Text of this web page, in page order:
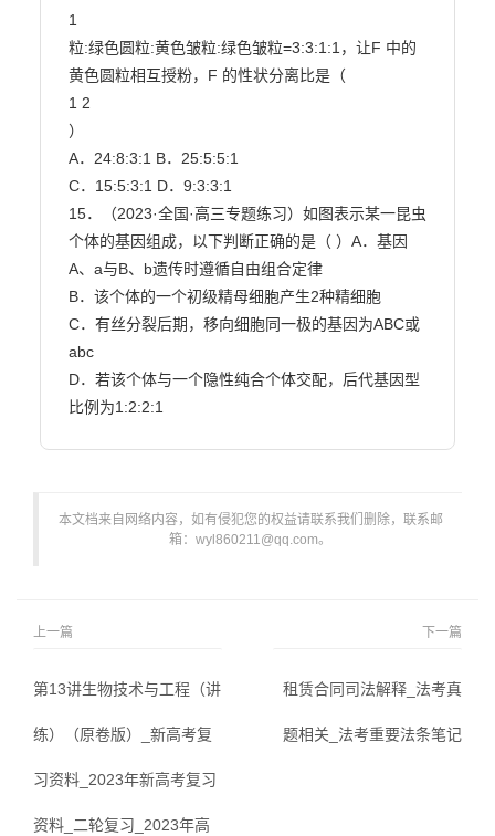
1
粒:绿色圆粒:黄色皱粒:绿色皱粒=3:3:1:1，让F 中的
黄色圆粒相互授粉，F 的性状分离比是（
1 2
）
A．24:8:3:1 B．25:5:5:1
C．15:5:3:1 D．9:3:3:1
15．（2023·全国·高三专题练习）如图表示某一昆虫
个体的基因组成，以下判断正确的是（ ）A．基因
A、a与B、b遗传时遵循自由组合定律
B．该个体的一个初级精母细胞产生2种精细胞
C．有丝分裂后期，移向细胞同一极的基因为ABC或
abc
D．若该个体与一个隐性纯合个体交配，后代基因型
比例为1:2:2:1
本文档来自网络内容，如有侵犯您的权益请联系我们删除，联系邮
箱：wyl860211@qq.com。
上一篇
第13讲生物技术与工程（讲
练）（原卷版）_新高考复
习资料_2023年新高考复习
资料_二轮复习_2023年高
下一篇
租赁合同司法解释_法考真
题相关_法考重要法条笔记